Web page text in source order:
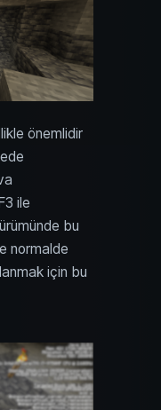
önemlidir
ile
bu
normalde
için bu